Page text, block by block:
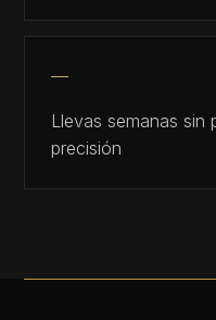
Llevas semanas sin
precisión